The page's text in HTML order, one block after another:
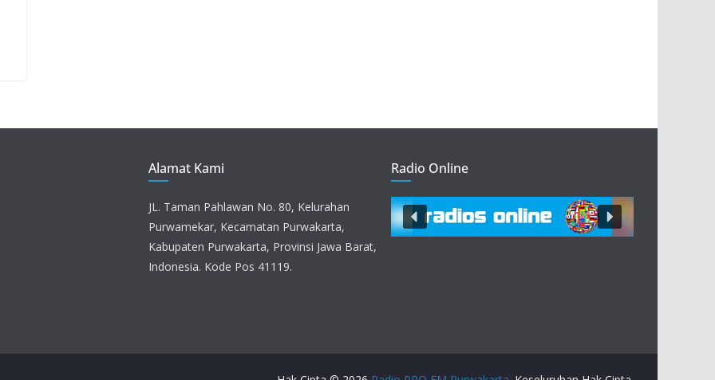
Alamat Kami
JL. Taman Pahlawan No. 80, Kelurahan
Purwamekar, Kecamatan Purwakarta,
Kabupaten Purwakarta, Provinsi Jawa Barat,
Indonesia. Kode Pos 41119.
Radio Online